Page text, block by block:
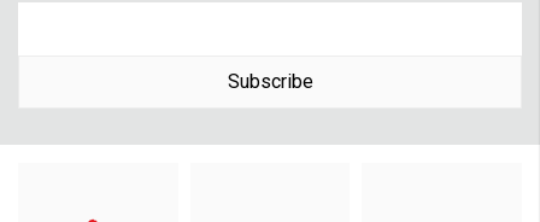
Subscribe